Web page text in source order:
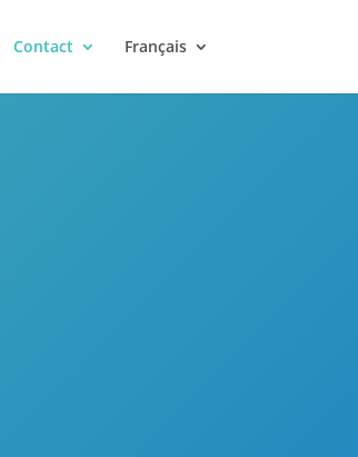
Contact Français